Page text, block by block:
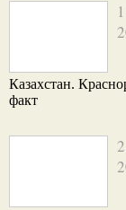
Казахстан.
факт